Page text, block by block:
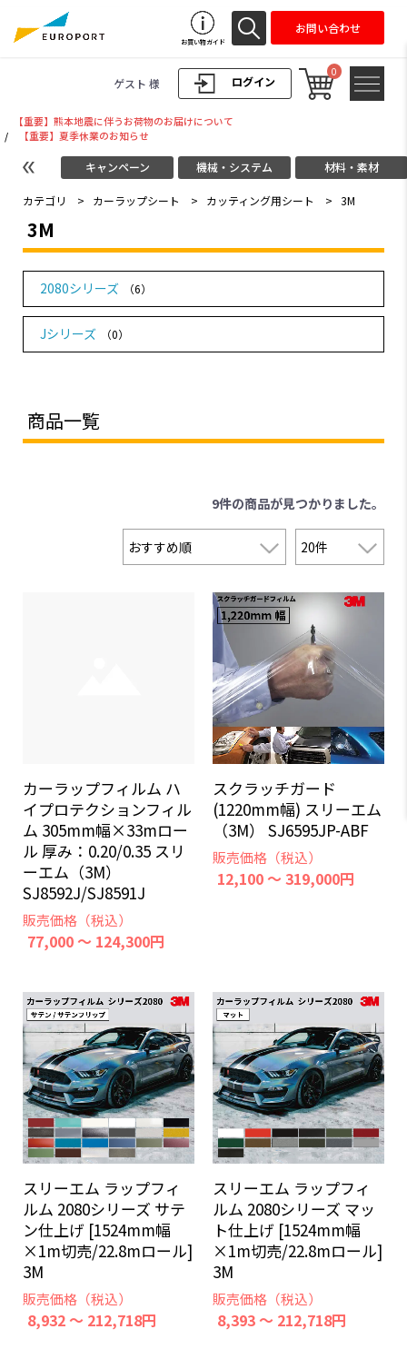
ログイン
ゲスト 様
0
お買い物ガイド
お問い合わせ
【重要】熊本地震に伴うお荷物のお届けについて
/
【重要】夏季休業のお知らせ
キャンペーン 機械・システム 材料・素材
カテゴリ > カーラップシート > カッティング用シート > 3M
3M
2080シリーズ （6）
Jシリーズ （0）
商品一覧
9件の商品が見つかりました。
カーラップフィルム ハ
イプロテクションフィル
ム 305mm幅×33mロー
ル 厚み：0.20/0.35 スリ
ーエム（3M）
SJ8592J/SJ8591J
販売価格（税込）
77,000 ～ 124,300円
スクラッチガード
(1220mm幅) スリーエム
（3M） SJ6595JP-ABF
販売価格（税込）
12,100 ～ 319,000円
スリーエム ラップフィ
ルム 2080シリーズ サテ
ン仕上げ [1524mm幅
×1m切売/22.8mロール]
3M
販売価格（税込）
8,932 ～ 212,718円
スリーエム ラップフィ
ルム 2080シリーズ マッ
ト仕上げ [1524mm幅
×1m切売/22.8mロール]
3M
販売価格（税込）
8,393 ～ 212,718円